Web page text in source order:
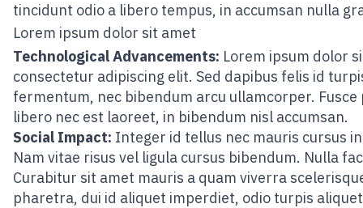
tincidunt odio a libero tempus, in accumsan nulla
Lorem ipsum dolor sit amet
Technological Advancements: Lorem ipsum dolor
consectetur adipiscing elit. Sed dapibus felis id
fermentum, nec bibendum arcu ullamcorper. Fusce
libero nec est laoreet, in bibendum nisl accumsan.
Social Impact: Integer id tellus nec mauris cursus
Nam vitae risus vel ligula cursus bibendum. Nulla
Curabitur sit amet mauris a quam viverra
pharetra, dui id aliquet imperdiet, odio turpis